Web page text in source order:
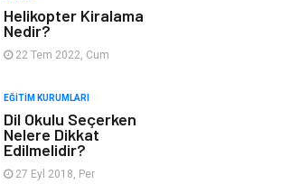
Aksesuar
Turizm
Hediyelik Eşya
Ambalaj
Helikopter Kiralama
Nedir?
22 Tem 2022, Cum
EĞITIM KURUMLARI
Dil Okulu Seçerken
Nelere Dikkat
Edilmelidir?
27 Eyl 2018, Per